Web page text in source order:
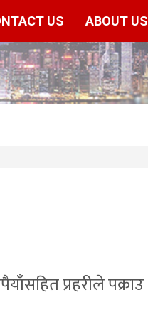
US ABOUT US
प्रहरीले पक्राउ